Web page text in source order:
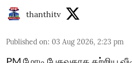
thanthitv
Published on: 03 Aug 2026, 2:23 pm